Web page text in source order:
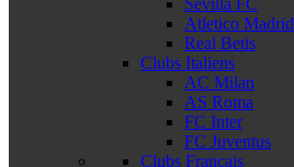
Sevilla FC
Atletico Madrid
Real Betis
Clubs Italiens
AC Milan
AS Roma
FC Inter
FC Juventus
Clubs Français